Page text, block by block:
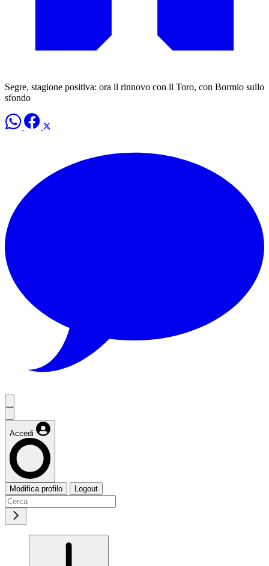
Segre, stagione positiva: ora il rinnovo con il Toro, con Bormio sullo
sfondo
Accedi
Modifica profilo Logout